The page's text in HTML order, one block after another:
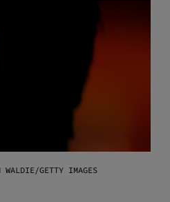
GETTY IMAGES